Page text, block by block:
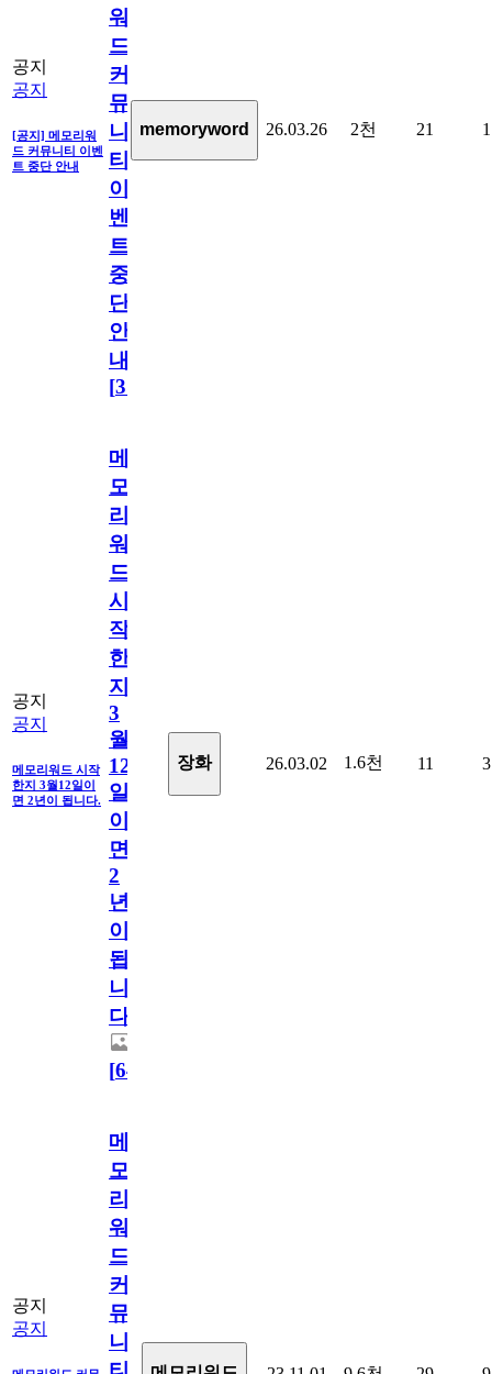
공지
공지
[공지] 메모리워
드 커뮤니티 이벤
트 중단 안내
워
드
커
뮤
니
티
이
벤
트
중
단
안
내
[31
memoryword 26.03.26 2천 21 1
공지
공지
메모리워드 시작
한지 3월12일이
면 2년이 됩니다.
메
모
리
워
드
시
작
한
지
3
월
12
일
이
면
2
년
이
됩
니
다.
[64
장화 26.03.02 1.6천 11 3
공지
공지
메
모
리
워
드
커
뮤
니